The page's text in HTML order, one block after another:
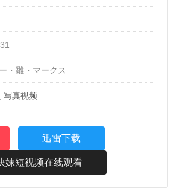
・雛・マークス
写真视频
迅雷下载
妹短视频在线观看